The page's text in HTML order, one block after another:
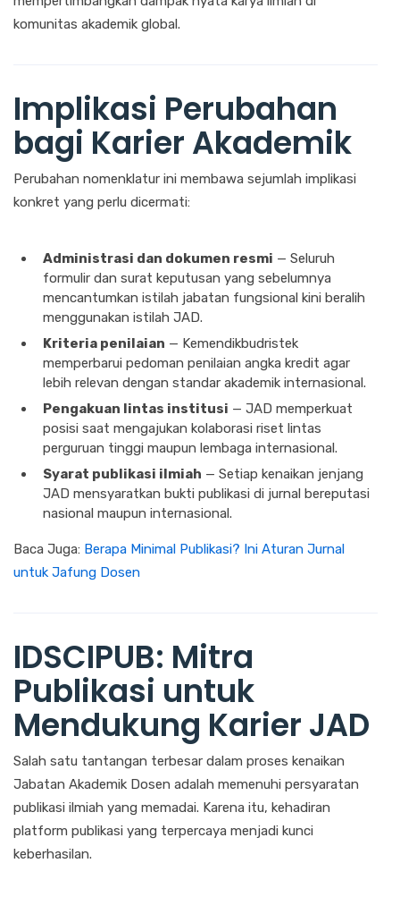
komunitas akademik global.
Implikasi Perubahan
bagi Karier Akademik
Perubahan nomenklatur ini membawa sejumlah implikasi
konkret yang perlu dicermati:
Administrasi dan dokumen resmi — Seluruh
formulir dan surat keputusan yang sebelumnya
mencantumkan istilah jabatan fungsional kini beralih
menggunakan istilah JAD.
Kriteria penilaian — Kemendikbudristek
memperbarui pedoman penilaian angka kredit agar
lebih relevan dengan standar akademik internasional.
Pengakuan lintas institusi — JAD memperkuat
posisi saat mengajukan kolaborasi riset lintas
perguruan tinggi maupun lembaga internasional.
Syarat publikasi ilmiah — Setiap kenaikan jenjang
JAD mensyaratkan bukti publikasi di jurnal bereputasi
nasional maupun internasional.
Baca Juga: Berapa Minimal Publikasi? Ini Aturan Jurnal
untuk Jafung Dosen
IDSCIPUB: Mitra
Publikasi untuk
Mendukung Karier JAD
Salah satu tantangan terbesar dalam proses kenaikan
Jabatan Akademik Dosen adalah memenuhi persyaratan
publikasi ilmiah yang memadai. Karena itu, kehadiran
platform publikasi yang terpercaya menjadi kunci
keberhasilan.